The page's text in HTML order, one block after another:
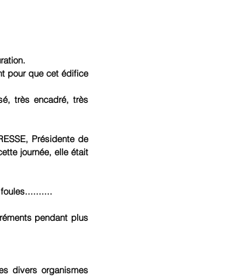
pour que cet édifice
très encadré, très
Présidente de
journée, elle était
pendant plus
divers organismes